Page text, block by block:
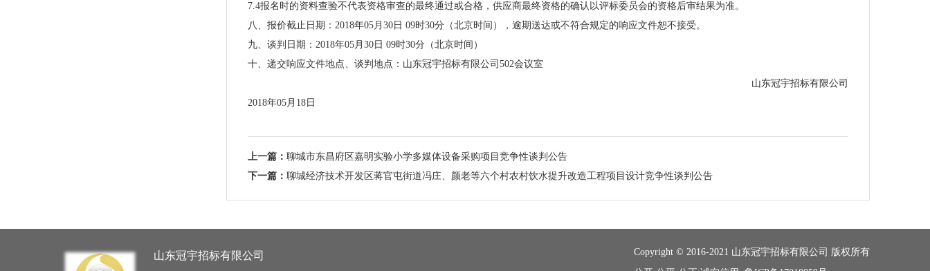
7.4报名时的资料查验不代表资格审查的最终通过或合格，供应商最终资格的确认以评标委员会的资格后审结果为准。
八、报价截止日期： 2018年05月 30 日 09时30分（北京时间），逾期送达或不符合规定的响应文件恕不接受。
九、谈判日期： 2018年05月 30 日 09时30分（北京时间）
十、递交响应文件地点、谈判地点：山东冠宇招标有限公司 502会议室
山东冠宇招标有限公司
2018年05月 18 日
上一篇： 聊城市东昌府区嘉明实验小学多媒体设备采购项目竞争性谈判公告
下一篇： 聊城经济技术开发区蒋官屯街道冯庄、颜老等六个村农村饮水提升改造工程项目设计竞争性谈判公告
山东冠宇招标有限公司
Copyright © 2016-2021 山东冠宇招标有限公司 版权所有